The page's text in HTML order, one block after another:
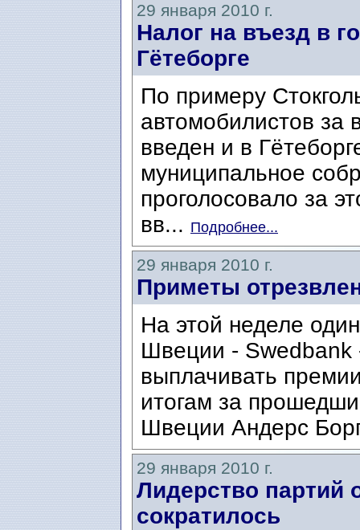
29 января 2010 г.
Налог на въезд в
Гётеборге
По примеру
автомобилистов за
введен и в
муниципальное
проголосовало за
вв... Подробнее...
29 января 2010 г.
Приметы
На этой неделе
Швеции - Swedbank
выплачивать
итогам за
Швеции Андерс
29 января 2010 г.
Лидерство партий
сократилось